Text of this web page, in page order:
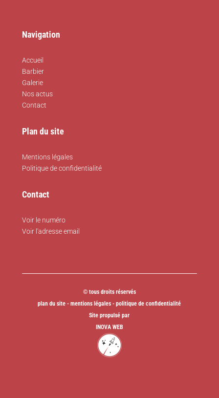
Navigation
Accueil
Barbier
Galerie
Nos actus
Contact
Plan du site
Mentions légales
Politique de confidentialité
Contact
Voir le numéro
Voir l'adresse email
© tous droits réservés
plan du site -mentions légales-politique de confidentialité
Site propulsé par
INOVA WEB